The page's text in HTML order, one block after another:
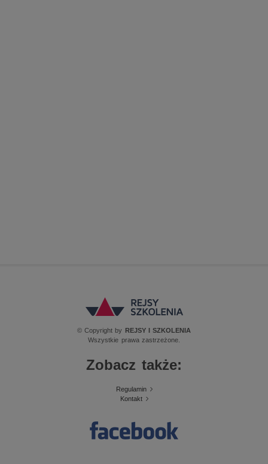
© Copyright by REJSY I SZKOLENIA
Wszystkie prawa zastrzeżone.
Zobacz także:
Regulamin
Kontakt